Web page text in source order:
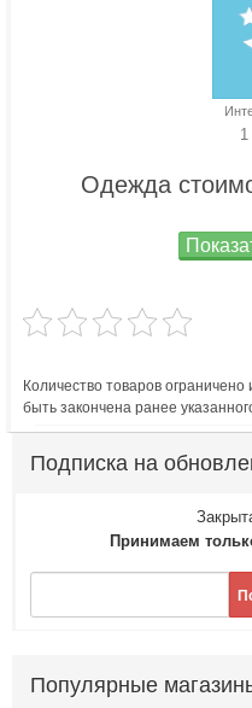
Одежда
Количество товаров
быть закончена ранее
Подписка на
Принимаем
Популярные